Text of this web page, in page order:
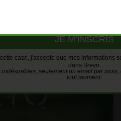
case, j'accepte que mes informations
dans Brevo.
indésirables, seulement un email par
tout moment.